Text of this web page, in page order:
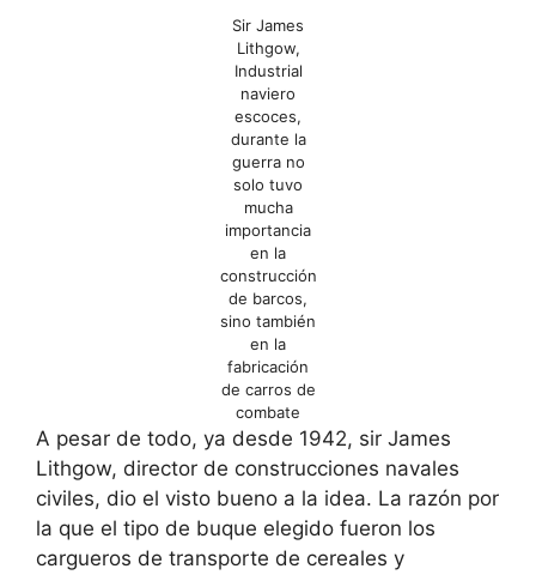
Sir James
Lithgow,
Industrial
naviero
escoces,
durante la
guerra no
solo tuvo
mucha
importancia
en la
construcción
de barcos,
sino también
en la
fabricación
de carros de
combate
A pesar de todo, ya desde 1942, sir James
Lithgow, director de construcciones navales
civiles, dio el visto bueno a la idea. La razón por
la que el tipo de buque elegido fueron los
cargueros de transporte de cereales y